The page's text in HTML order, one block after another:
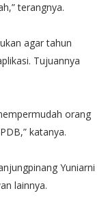
terangnya.
agar tahun
Tujuannya
orang
katanya.
Yuniarni
lainnya.